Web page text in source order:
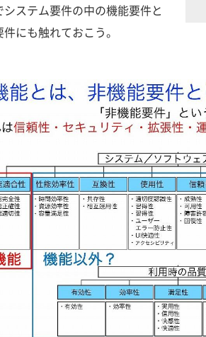
ステム要件の中の機能要件と
にも触れておこう。